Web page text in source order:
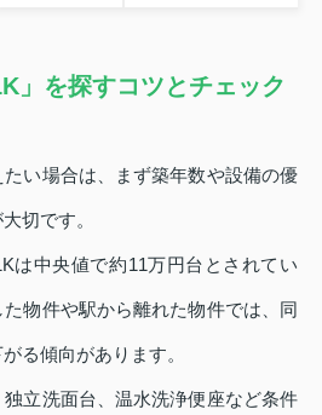
」を探すコツとチェック
い場合は、まず築年数や設備の優
切です。
は中央値で約11万円台とされてい
物件や駅から離れた物件では、同
る傾向があります。
立洗面台、温水洗浄便座など条件